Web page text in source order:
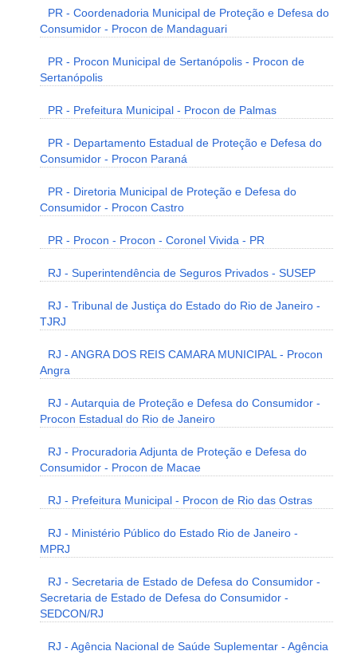
PR - Coordenadoria Municipal de Proteção e Defesa do
Consumidor - Procon de Mandaguari
PR - Procon Municipal de Sertanópolis - Procon de
Sertanópolis
PR - Prefeitura Municipal - Procon de Palmas
PR - Departamento Estadual de Proteção e Defesa do
Consumidor - Procon Paraná
PR - Diretoria Municipal de Proteção e Defesa do
Consumidor - Procon Castro
PR - Procon - Procon - Coronel Vivida - PR
RJ - Superintendência de Seguros Privados - SUSEP
RJ - Tribunal de Justiça do Estado do Rio de Janeiro -
TJRJ
RJ - ANGRA DOS REIS CAMARA MUNICIPAL - Procon
Angra
RJ - Autarquia de Proteção e Defesa do Consumidor -
Procon Estadual do Rio de Janeiro
RJ - Procuradoria Adjunta de Proteção e Defesa do
Consumidor - Procon de Macae
RJ - Prefeitura Municipal - Procon de Rio das Ostras
RJ - Ministério Público do Estado Rio de Janeiro -
MPRJ
RJ - Secretaria de Estado de Defesa do Consumidor -
Secretaria de Estado de Defesa do Consumidor -
SEDCON/RJ
RJ - Agência Nacional de Saúde Suplementar - Agência